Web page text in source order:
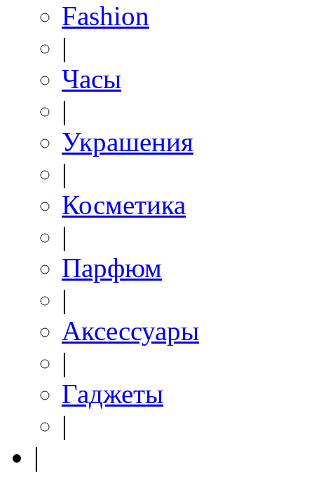
Fashion
|
Часы
|
Украшения
|
Косметика
|
Парфюм
|
Аксессуары
|
Гаджеты
|
|